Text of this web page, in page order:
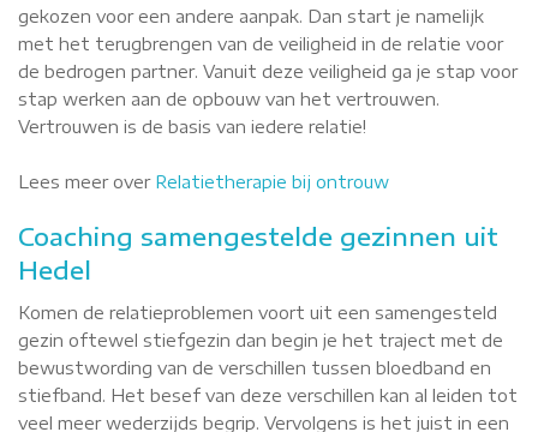
gekozen voor een andere aanpak. Dan start je namelijk
met het terugbrengen van de veiligheid in de relatie voor
de bedrogen partner. Vanuit deze veiligheid ga je stap voor
stap werken aan de opbouw van het vertrouwen.
Vertrouwen is de basis van iedere relatie!
Lees meer over Relatietherapie bij ontrouw
Coaching samengestelde gezinnen uit
Hedel
Komen de relatieproblemen voort uit een samengesteld
gezin oftewel stiefgezin dan begin je het traject met de
bewustwording van de verschillen tussen bloedband en
stiefband. Het besef van deze verschillen kan al leiden tot
veel meer wederzijds begrip. Vervolgens is het juist in een